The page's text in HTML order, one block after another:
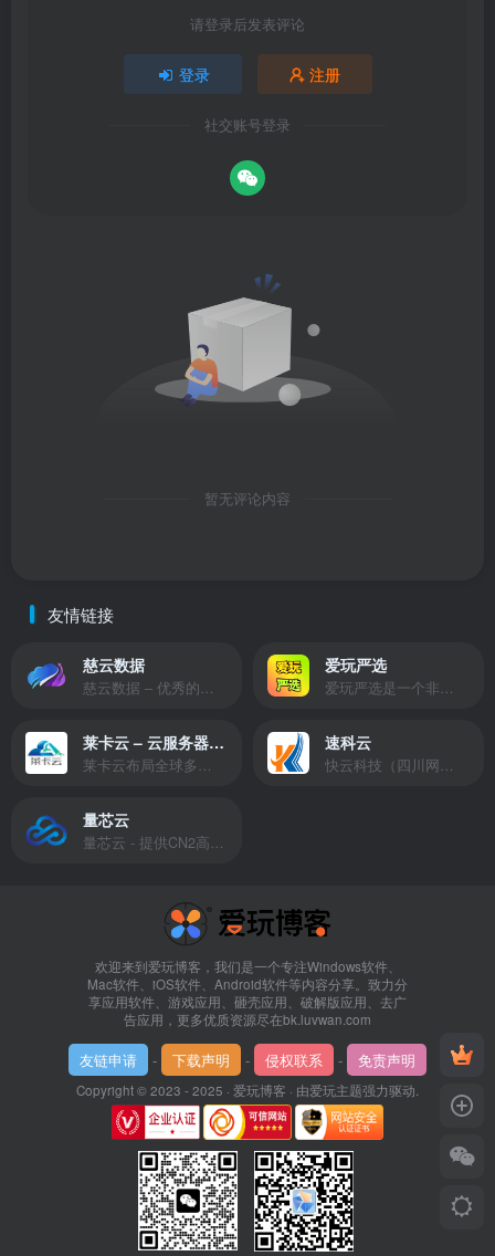
请登录后发表评论
登录 注册
社交账号登录
暂无评论内容
友情链接
慈云数据
慈云数据 – 优秀的云服务器服务商，提供最具有性价比的产品。慈云数据是开发者必不可少的良心云
爱玩严选
爱玩严选是一个非常有保障且性价比极高的虚拟商城，包括但不限于苹果证书、技术指导、会员充值等多种虚拟服务！
莱卡云 – 云服务器提供商
莱卡云布局全球多个地理区域。提供服务有：境外云服务器、国内云服务器、独立服务器、服务器托管、CDN、SSL证书、游戏服务器等业务。
速科云
快云科技（四川网联快云科技有限公司）成立于2021年，主营互联网业务平台服务提供商。公司专注为用户提供低价高性能云计算产品，致力于云计算应用的易用性开发，并引导云计算在国内普及
量芯云
量芯云 - 提供CN2高速香港美国云服务器&专业高防服务器租用等云服务器供应商
欢迎来到爱玩博客，我们是一个专注Windows软件、
Mac软件、iOS软件、Android软件等内容分享。致力分
享应用软件、游戏应用、砸壳应用、破解版应用、去广
告应用，更多优质资源尽在bk.luvwan.com
友链申请 - 下载声明 - 侵权联系 - 免责声明
Copyright © 2023 - 2025 · 爱玩博客 · 由爱玩主题强力驱动.